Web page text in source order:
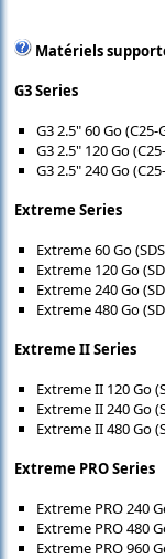
Matériels
G3 Series
G3 2.5" 60 Go (C25-
G3 2.5" 120 Go
G3 2.5" 240 Go
Extreme Series
Extreme 60 Go
Extreme 120 Go
Extreme 240 Go
Extreme 480 Go
Extreme II Series
Extreme II 120 Go
Extreme II 240 Go
Extreme II 480 Go
Extreme PRO Series
Extreme PRO 240
Extreme PRO 480
Extreme PRO 960